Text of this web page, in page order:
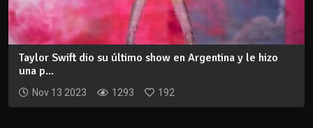
Taylor Swift dio su último show en Argentina y le hizo
una p...
Nov 13 2023 1293 192